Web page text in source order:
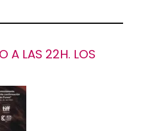
A LAS 22H. LOS